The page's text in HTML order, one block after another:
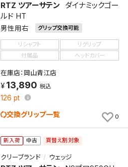
RTZ ツアーサテン
ダイナミックゴー
ルド HT
男性用右 グリップ交換可能
リシャフト
リグリップ
付属品
ヘッドカバー
在庫店：岡山青江店
13,890 税込
126 pt
交換グリップ一覧 0
新入荷 中古 買替え割対象
クリーブランド ウェッジ